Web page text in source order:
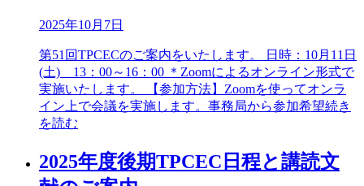
2025年10月7日
第51回TPCECのご案内をいたします。 日時：10月11日
(土) 13：00～16：00 ＊Zoomによるオンライン形式で
実施いたします。 【参加方法】Zoomを使ってオンラ
イン上で会議を実施します。事務局から参加希望続き
を読む
2025年度後期TPCEC日程と講読文